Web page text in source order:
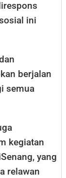
ini
berjalan
semua
kegiatan
yang
relawan